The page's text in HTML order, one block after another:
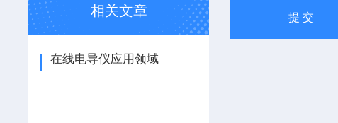
相关文章
在线电导仪应用领域